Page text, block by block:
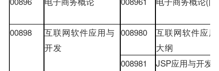
00898
互联网软件应用与
开发
008980
互联网软件应
大纲
008981
JSP应用与开发